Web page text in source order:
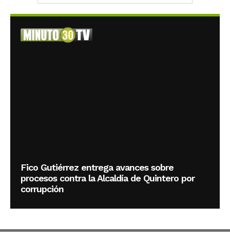
Fico Gutiérrez entrega avances sobre
procesos contra la Alcaldía de Quintero por
corrupción